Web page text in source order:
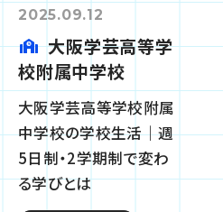
2025.09.12
大阪学芸高等学
校附属中学校
大阪学芸高等学校附属
中学校の学校生活｜週
5日制・2学期制で変わ
る学びとは